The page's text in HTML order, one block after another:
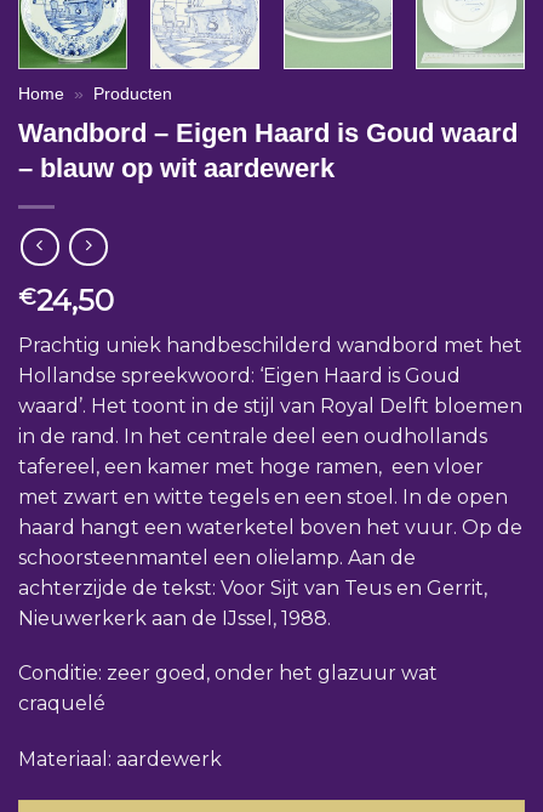
Home » Producten
Wandbord – Eigen Haard is Goud waard
– blauw op wit aardewerk
€24,50
Prachtig uniek handbeschilderd wandbord met het
Hollandse spreekwoord: ‘Eigen Haard is Goud
waard’. Het toont in de stijl van Royal Delft bloemen
in de rand. In het centrale deel een oudhollands
tafereel, een kamer met hoge ramen, een vloer
met zwart en witte tegels en een stoel. In de open
haard hangt een waterketel boven het vuur. Op de
schoorsteenmantel een olielamp. Aan de
achterzijde de tekst: Voor Sijt van Teus en Gerrit,
Nieuwerkerk aan de IJssel, 1988.
Conditie: zeer goed, onder het glazuur wat
craquelé
Materiaal: aardewerk